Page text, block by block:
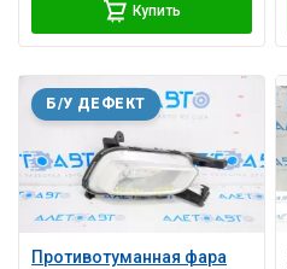
Купить
Противотуманная фара
Б/У ДЕФЕКТ